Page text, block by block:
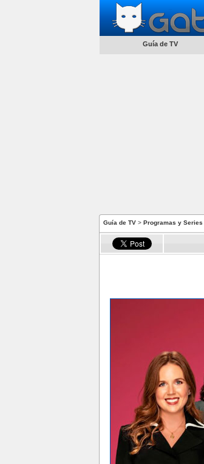
Guía de TV
Guía de TV > Programas y Series